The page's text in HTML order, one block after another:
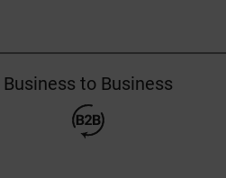
Business to Business